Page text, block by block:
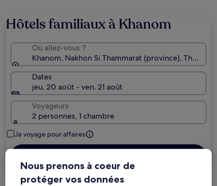
Hôtels familiaux à Khanom
Où allez-vous ?
Khanom, Nakhon Si Thammarat (province), Thaïlande
Dates
jeu. 20 août - ven. 21 août
Voyageurs
2 personnes, 1 chambre
Je voyage pour affaires
Nous prenons à coeur de
protéger vos données